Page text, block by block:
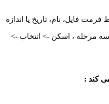
نام، تاریخ یا اندازه
، اسکن -> انتخاب ->